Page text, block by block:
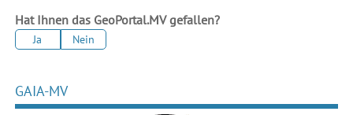
Hat Ihnen das GeoPortal.MV gefallen?
Ja Nein
GAIA-MV